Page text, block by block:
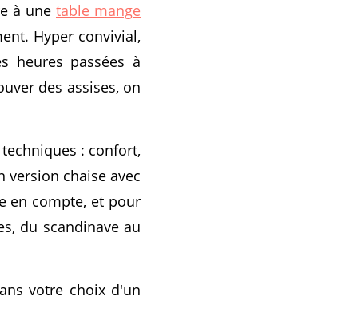
à une table mange
Hyper convivial,
heures passées à
des assises, on
: confort,
version chaise avec
en compte, et pour
du scandinave au
votre choix d'un